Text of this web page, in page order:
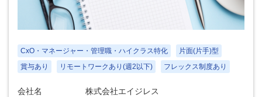
CxO・マネージャー・管理職・ハイクラス特化
片面(片手)型
賞与あり
リモートワークあり(週2以下) フレックス制度あり
会社名
株式会社エイジレス